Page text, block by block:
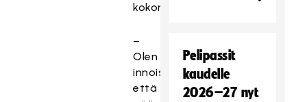
kokonaisuudessa.
–
Olen
innoissani,
että
Pelipassit
kaudelle
2026–27 nyt